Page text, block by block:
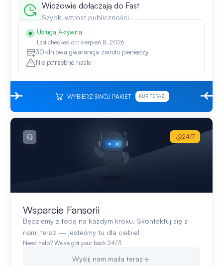
Widzowie dołączają do Fast
Szybki wzrost publiczności
Usługa Aktywna
Last checked on: sierpień 8, 2026
30-dniowa gwarancja zwrotu pieniędzy
Nie potrzebne hasło
WYBIERZ SWÓJ PAKIET KUP TERAZ!
Wsparcie Fansorii
Będziemy z tobą na każdym kroku. Skontaktuj się z
nami teraz — jesteśmy tu dla ciebie!
Need help? We’ve got your back 24/7!
Wyślij nam maila teraz
24/7